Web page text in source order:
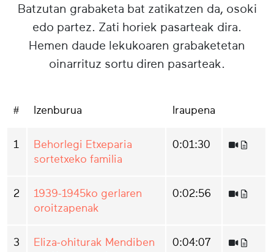
Batzutan grabaketa bat zatikatzen da, osoki
edo partez. Zati horiek pasarteak dira.
Hemen daude lekukoaren grabaketetan
oinarrituz sortu diren pasarteak.
# Izenburua Iraupena
1
Behorlegi Etxeparia
sortetxeko familia
0:01:30
2
1939-1945ko gerlaren
oroitzapenak
0:02:56
3
Eliza-ohiturak Mendiben
0:04:07